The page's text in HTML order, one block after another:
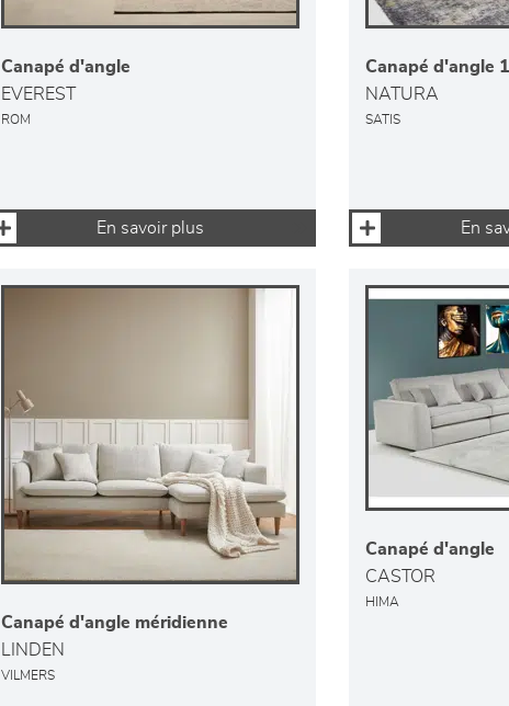
Canapé d'angle
EVEREST
ROM
En savoir plus
Canapé d'angle
NATURA
SATIS
En
Canapé d'angle méridienne
LINDEN
VILMERS
Canapé d'angle
CASTOR
HIMA